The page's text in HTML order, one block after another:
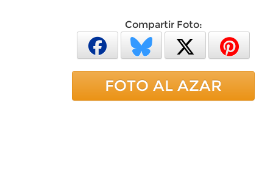
Compartir Foto:
FOTO AL AZAR